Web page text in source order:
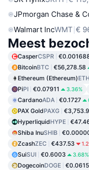
JPmorgan Chase &
Walmart IncWMT €
Meest
CasperCSPR
BitcoinBTC €56,278.58
Ethereum (Ethereum)ETH
PiPI €0.07911 3.36%
CardanoADA €0.1727
PAX GoldPAXG
HyperliquidHYPE
Shiba InuSHIB
ZcashZEC €437.53
SuiSUI €0.6003 3.68%
DogecoinDOGE